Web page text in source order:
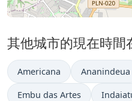
其他城市的現在時間
Americana Ananindeua
Embu das Artes